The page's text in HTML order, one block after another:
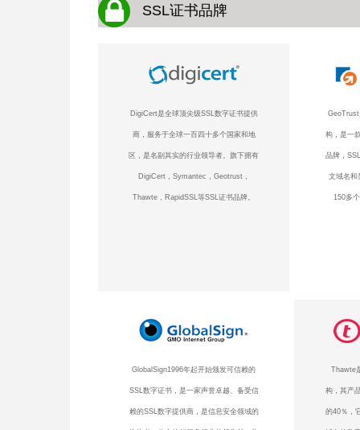
SSL证书品牌
DigiCert是全球顶尖级SSL数字证书提供
商，服务于全球一百四十多个国家和地
区，是名副其实的行业领导者。旗下拥有
DigiCert，Symantec，Geotrust，
Thawte，RapidSSL等SSL证书品牌。
GeoTrust
构，是一
品牌，
文域名和
150多
GlobalSign1996年起开始颁发可信赖的
SSL数字证书，是一家声誉卓越、备受信
赖的SSL数字提供商，是信息安全领域的
Thawte
构，其产
的40％，